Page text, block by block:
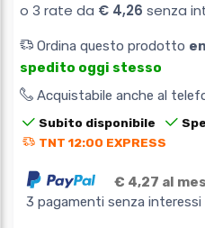
Ordina questo prodotto
spedito oggi stesso
Acquistabile anche al
Subito disponibile
TNT 12:00 EXPRESS
€ 4,27 al
3 pagamenti senza interessi